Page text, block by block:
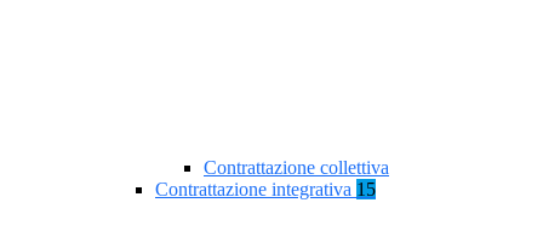
Contrattazione collettiva
Contrattazione integrativa 15